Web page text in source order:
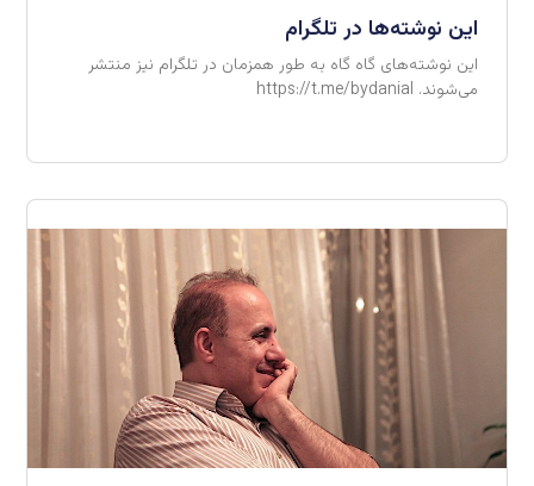
این نوشته‌ها در تلگرام
این نوشته‌های گاه گاه به طور همزمان در تلگرام نیز منتشر
می‌شوند. https://t.me/bydanial